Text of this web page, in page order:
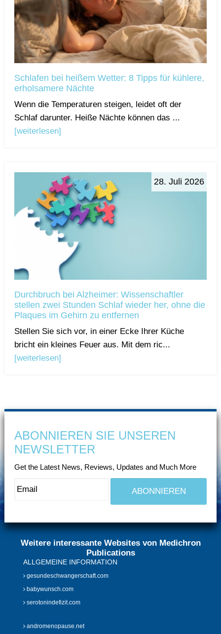
Schlafen bei heißem Wetter: 8 Tipps für kühlere,
erholsamere Nächte
Wenn die Temperaturen steigen, leidet oft der
Schlaf darunter. Heiße Nächte können das ...
[weiterlesen]
28. Juli 2026
Durchbruch bei Alzheimer: Wissenschaftler
stellen zwei Stunden Schlaf wieder her, ohne die
Plaques im Gehirn zu entfernen
Stellen Sie sich vor, in einer Ecke Ihrer Küche
bricht ein kleines Feuer aus. Mit dem ric...
[weiterlesen]
ABONNIEREN SIE UNSEREN
NEWSLETTER
Get the Latest News, Reviews, Updates and Much More
Weitere interessante Websites von Medichron
Publications
ALLGEMEINE INFORMATION
gesundeschwangerschaft.com
babywunsch.com
serotonindefizit.com
andromenopause.net